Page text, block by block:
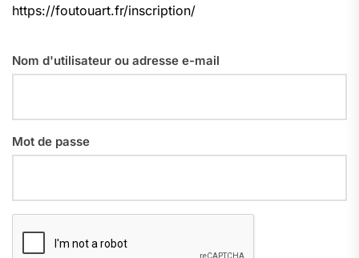
https://foutouart.fr/inscription/
Nom d'utilisateur ou adresse e-mail
Mot de passe